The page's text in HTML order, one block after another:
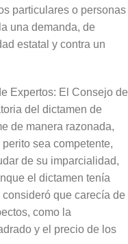
particulares o personas
una demanda, de
estatal y contra un
Expertos: El Consejo de
del dictamen de
de manera razonada,
sea competente,
de su imparcialidad,
el dictamen tenía
que carecía de
como la
y el precio de los